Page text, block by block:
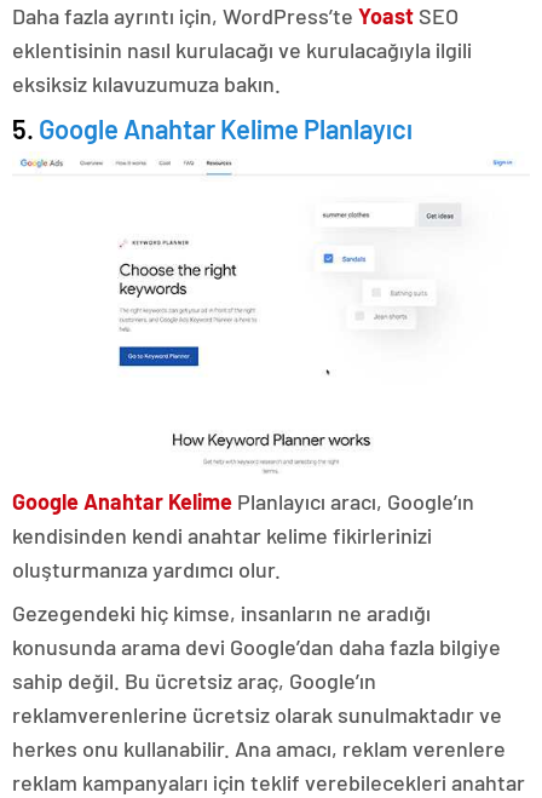
Daha fazla ayrıntı için, WordPress’te Yoast SEO
eklentisinin nasıl kurulacağı ve kurulacağıyla ilgili
eksiksiz kılavuzumuza bakın.
5. Google Anahtar Kelime Planlayıcı
Google Anahtar Kelime Planlayıcı aracı, Google’ın
kendisinden kendi anahtar kelime fikirlerinizi
oluşturmanıza yardımcı olur.
Gezegendeki hiç kimse, insanların ne aradığı
konusunda arama devi Google’dan daha fazla bilgiye
sahip değil. Bu ücretsiz araç, Google’ın
reklamverenlerine ücretsiz olarak sunulmaktadır ve
herkes onu kullanabilir. Ana amacı, reklam verenlere
reklam kampanyaları için teklif verebilecekleri anahtar